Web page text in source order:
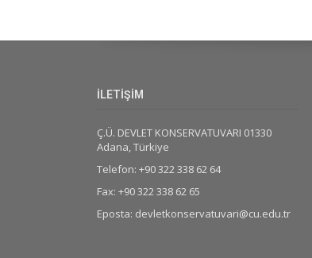
İLETİŞİM
Ç.Ü. DEVLET KONSERVATUVARI 01330
Adana, Türkiye
Telefon: +90 322 338 62 64
Fax: +90 322 338 62 65
Eposta: devletkonservatuvari@cu.edu.tr